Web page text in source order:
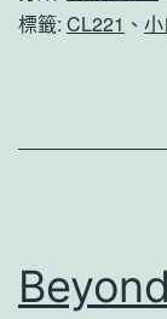
標籤: CL221 、